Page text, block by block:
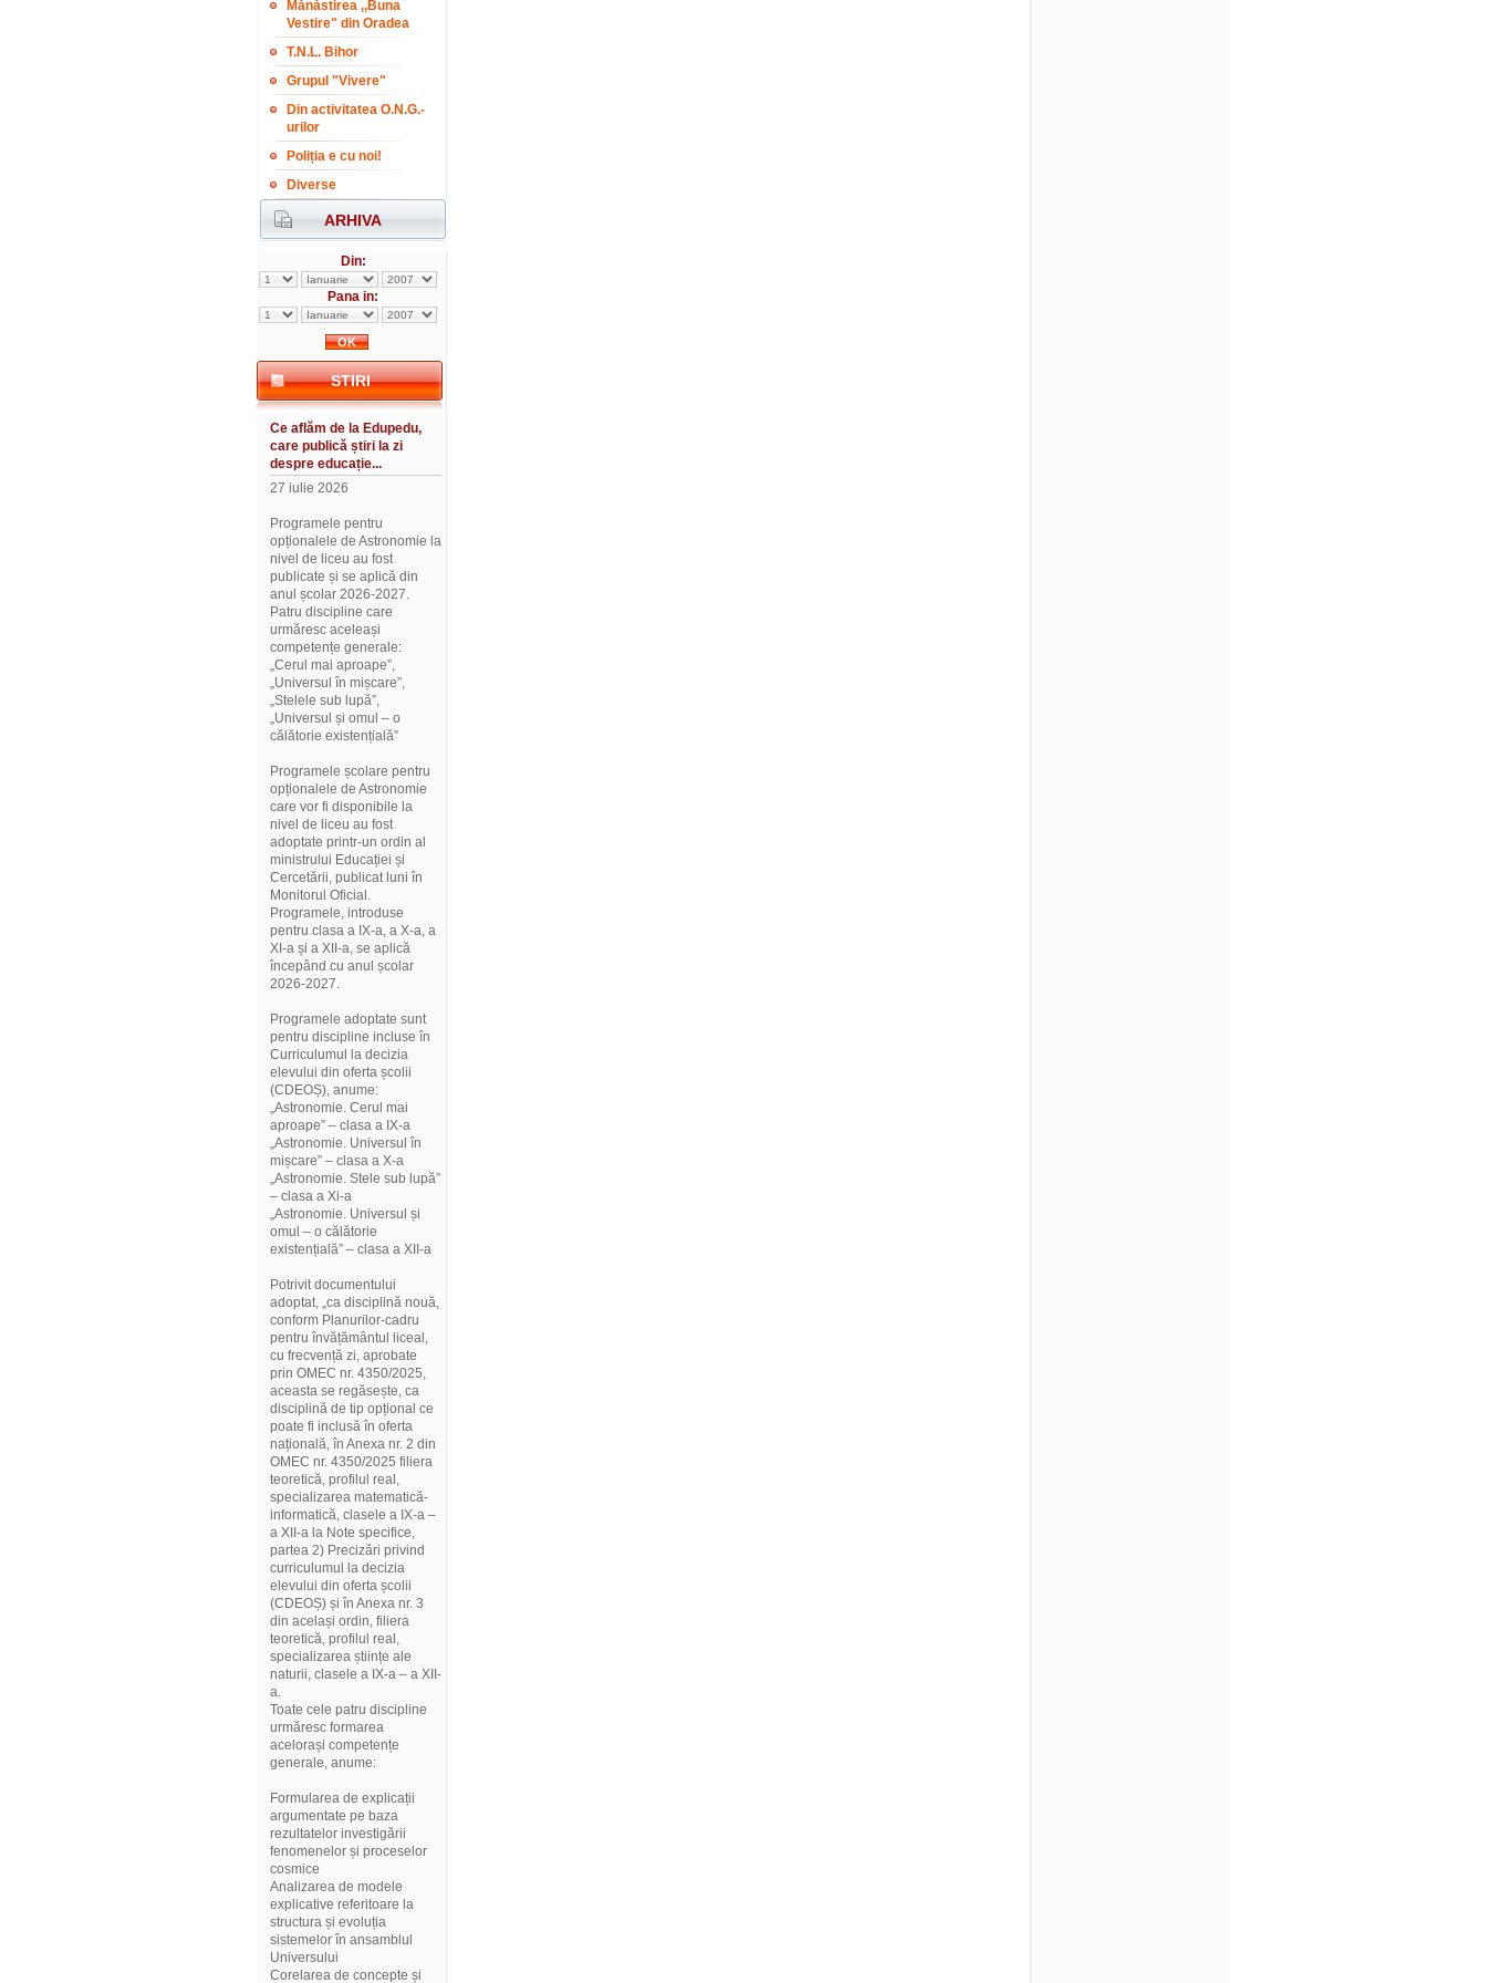
Mănăstirea ,,Buna
Vestire" din Oradea
T.N.L. Bihor
Grupul "Vivere"
Din activitatea O.N.G.-
urilor
Poliția e cu noi!
Diverse
ARHIVA
Din:
Pana in:
STIRI
Ce aflăm de la Edupedu,
care publică știri la zi
despre educație...
27 iulie 2026
Programele pentru
opționalele de Astronomie la
nivel de liceu au fost
publicate și se aplică din
anul școlar 2026-2027.
Patru discipline care
urmăresc aceleași
competențe generale:
„Cerul mai aproape”,
„Universul în mișcare”,
„Stelele sub lupă”,
„Universul și omul – o
călătorie existențială”
Programele școlare pentru
opționalele de Astronomie
care vor fi disponibile la
nivel de liceu au fost
adoptate printr-un ordin al
ministrului Educației și
Cercetării, publicat luni în
Monitorul Oficial.
Programele, introduse
pentru clasa a IX-a, a X-a, a
XI-a și a XII-a, se aplică
începând cu anul școlar
2026-2027.
Programele adoptate sunt
pentru discipline incluse în
Curriculumul la decizia
elevului din oferta școlii
(CDEOȘ), anume:
„Astronomie. Cerul mai
aproape” – clasa a IX-a
„Astronomie. Universul în
mișcare” – clasa a X-a
„Astronomie. Stele sub lupă”
– clasa a Xi-a
„Astronomie. Universul și
omul – o călătorie
existențială” – clasa a XII-a
Potrivit documentului
adoptat, „ca disciplină nouă,
conform Planurilor-cadru
pentru învățământul liceal,
cu frecvență zi, aprobate
prin OMEC nr. 4350/2025,
aceasta se regăsește, ca
disciplină de tip opțional ce
poate fi inclusă în oferta
națională, în Anexa nr. 2 din
OMEC nr. 4350/2025 filiera
teoretică, profilul real,
specializarea matematică-
informatică, clasele a IX-a –
a XII-a la Note specifice,
partea 2) Precizări privind
curriculumul la decizia
elevului din oferta școlii
(CDEOȘ) și în Anexa nr. 3
din același ordin, filiera
teoretică, profilul real,
specializarea științe ale
naturii, clasele a IX-a – a XII-
a.
Toate cele patru discipline
urmăresc formarea
acelorași competențe
generale, anume:
Formularea de explicații
argumentate pe baza
rezultatelor investigării
fenomenelor și proceselor
cosmice
Analizarea de modele
explicative referitoare la
structura și evoluția
sistemelor în ansamblul
Universului
Corelarea de concepte și